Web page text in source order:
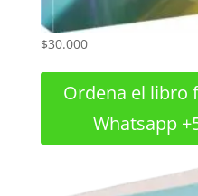
$30.000
Ordena el libro
Whatsapp